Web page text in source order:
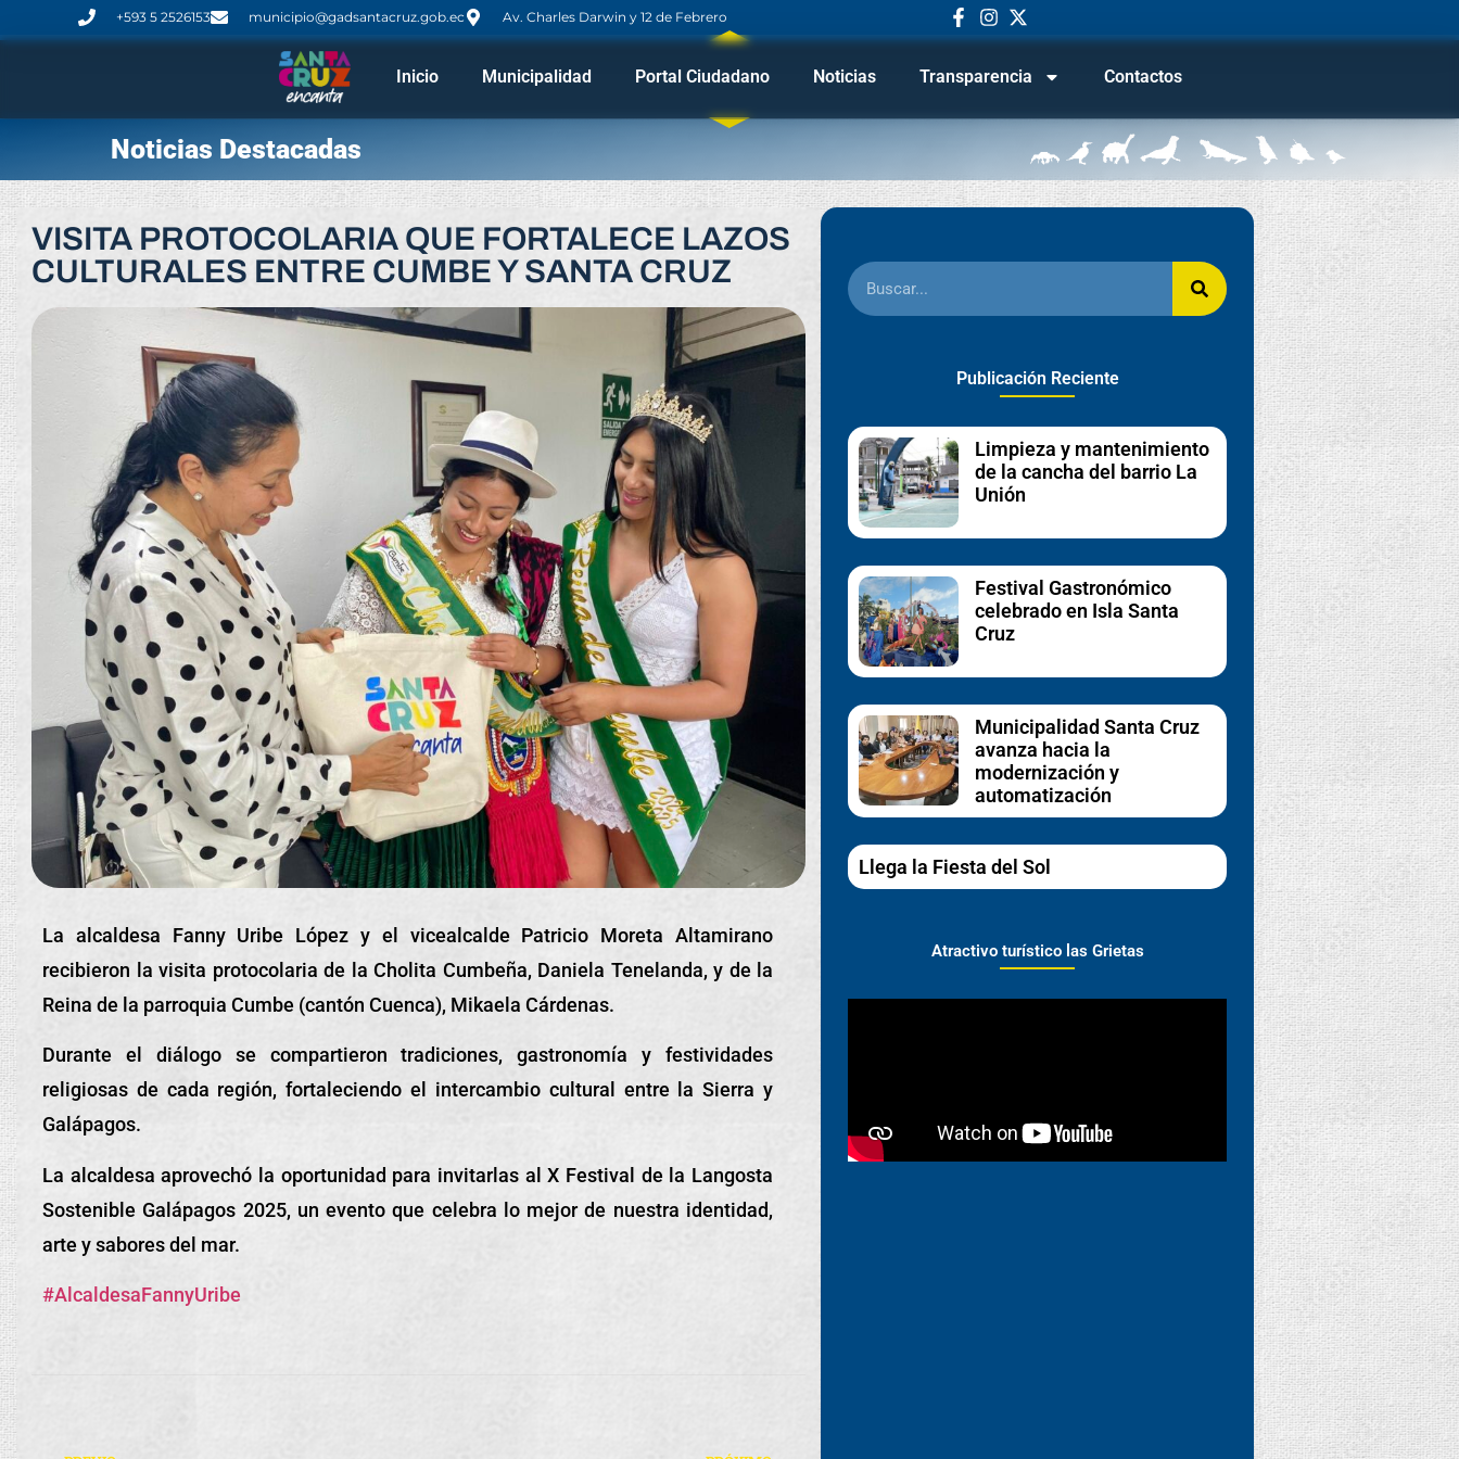
+593 5 2526153 municipio@gadsantacruz.gob.ec Av. Charles Darwin y 12 de Febrero
Inicio Municipalidad Portal Ciudadano Noticias Transparencia Contactos
Noticias Destacadas
VISITA PROTOCOLARIA QUE FORTALECE LAZOS
CULTURALES ENTRE CUMBE Y SANTA CRUZ
La alcaldesa Fanny Uribe López y el vicealcalde Patricio Moreta Altamirano
recibieron la visita protocolaria de la Cholita Cumbeña, Daniela Tenelanda, y de la
Reina de la parroquia Cumbe (cantón Cuenca), Mikaela Cárdenas.
Durante el diálogo se compartieron tradiciones, gastronomía y festividades
religiosas de cada región, fortaleciendo el intercambio cultural entre la Sierra y
Galápagos.
La alcaldesa aprovechó la oportunidad para invitarlas al X Festival de la Langosta
Sostenible Galápagos 2025, un evento que celebra lo mejor de nuestra identidad,
arte y sabores del mar.
#AlcaldesaFannyUribe
Publicación Reciente
Limpieza y mantenimiento
de la cancha del barrio La
Unión
Festival Gastronómico
celebrado en Isla Santa
Cruz
Municipalidad Santa Cruz
avanza hacia la
modernización y
automatización
Llega la Fiesta del Sol
Atractivo turístico las Grietas